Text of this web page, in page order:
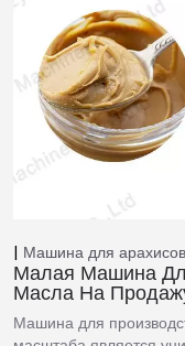
Машина для
Малая Машина
Масла На
Машина для